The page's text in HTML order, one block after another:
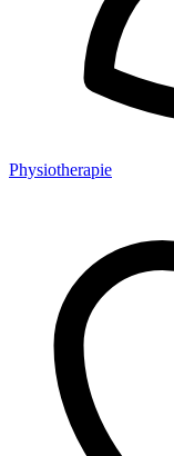
Physiotherapie